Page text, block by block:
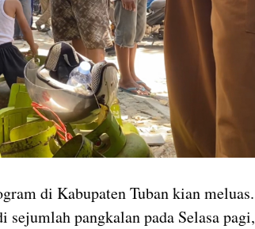
di Kabupaten Tuban kian meluas.
pangkalan pada Selasa pagi,